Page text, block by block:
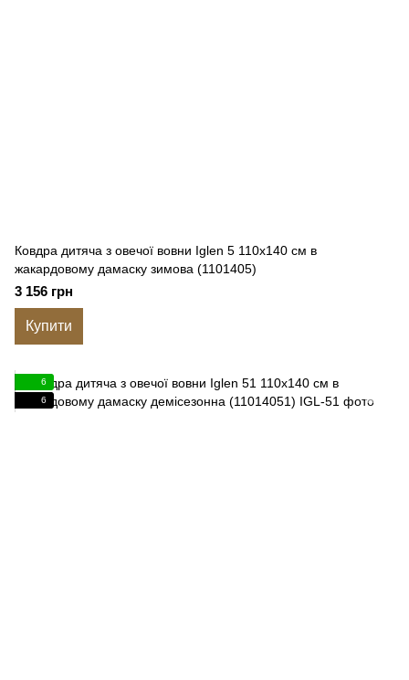
Ковдра дитяча з овечої вовни Iglen 5 110x140 см в
жакардовому дамаску зимова (1101405)
3 156 грн
Купити
6
6